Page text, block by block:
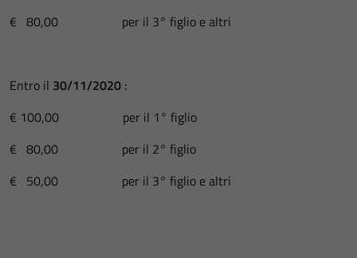
€ 80,00 per il 3° figlio e altri
Entro il 30/11/2020 :
€ 100,00 per il 1° figlio
€ 80,00 per il 2° figlio
€ 50,00 per il 3° figlio e altri